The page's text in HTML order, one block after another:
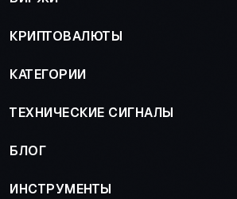
КРИПТОВАЛЮТЫ
КАТЕГОРИИ
ТЕХНИЧЕСКИЕ СИГНАЛЫ
БЛОГ
ИНСТРУМЕНТЫ